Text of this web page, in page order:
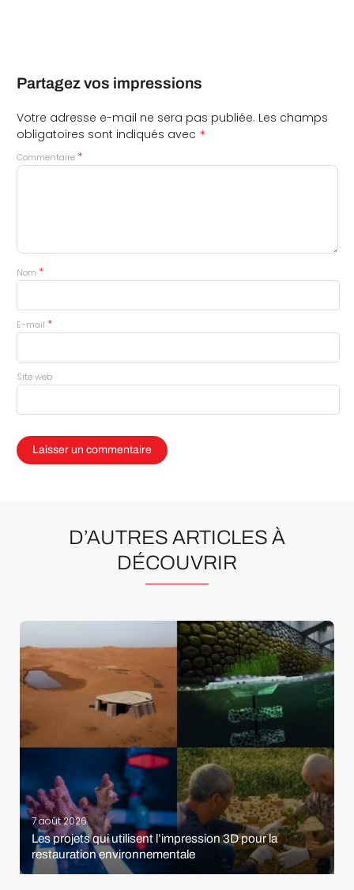
Partagez vos impressions
Votre adresse e-mail ne sera pas publiée. Les champs
obligatoires sont indiqués avec *
Commentaire *
Nom *
E-mail *
Site web
D’AUTRES ARTICLES À
DÉCOUVRIR
7 août 2026
Les projets qui utilisent l’impression 3D pour la
restauration environnementale